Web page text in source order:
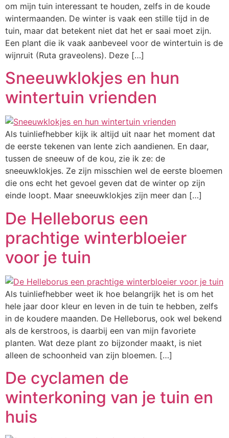
om mijn tuin interessant te houden, zelfs in de koude
wintermaanden. De winter is vaak een stille tijd in de
tuin, maar dat betekent niet dat het er saai moet zijn.
Een plant die ik vaak aanbeveel voor de wintertuin is de
wijnruit (Ruta graveolens). Deze […]
Sneeuwklokjes en hun
wintertuin vrienden
Als tuinliefhebber kijk ik altijd uit naar het moment dat
de eerste tekenen van lente zich aandienen. En daar,
tussen de sneeuw of de kou, zie ik ze: de
sneeuwklokjes. Ze zijn misschien wel de eerste bloemen
die ons echt het gevoel geven dat de winter op zijn
einde loopt. Maar sneeuwklokjes zijn meer dan […]
De Helleborus een
prachtige winterbloeier
voor je tuin
Als tuinliefhebber weet ik hoe belangrijk het is om het
hele jaar door kleur en leven in de tuin te hebben, zelfs
in de koudere maanden. De Helleborus, ook wel bekend
als de kerstroos, is daarbij een van mijn favoriete
planten. Wat deze plant zo bijzonder maakt, is niet
alleen de schoonheid van zijn bloemen. […]
De cyclamen de
winterkoning van je tuin en
huis